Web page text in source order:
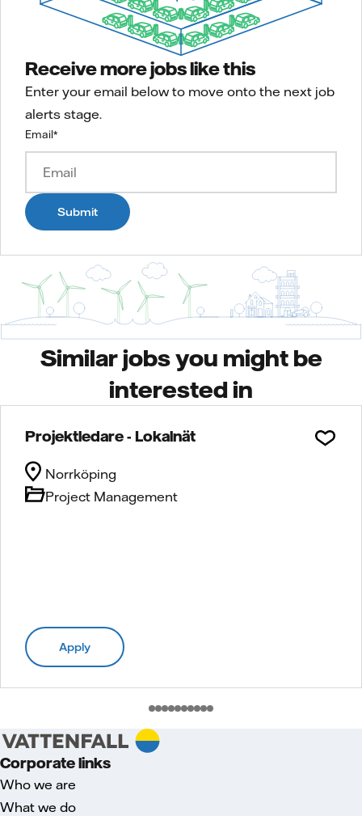
Receive more jobs like this
Enter your email below to move onto the next job
alerts stage.
Email*
Submit
Similar jobs you might be
interested in
Projektledare - Lokalnät
Project Management
Norrköping
Apply
Corporate links
Who we are
What we do